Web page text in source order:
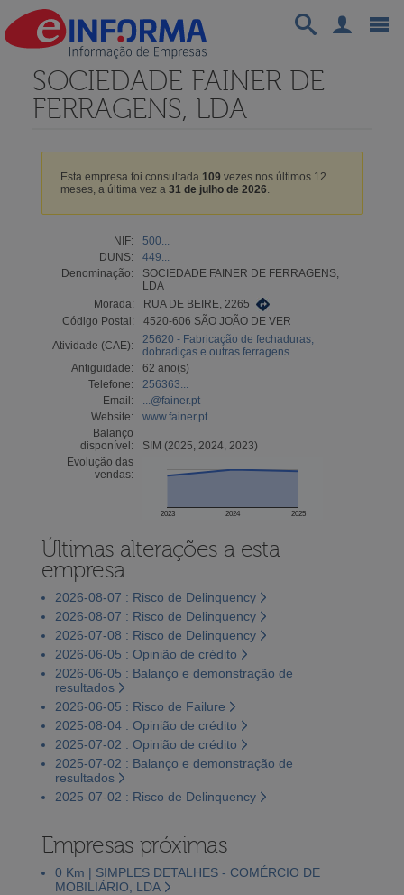
SOCIEDADE FAINER DE
FERRAGENS, LDA
Esta empresa foi consultada 109 vezes nos últimos 12
meses, a última vez a 31 de julho de 2026.
NIF:
500...
DUNS:
449...
Denominação:
SOCIEDADE FAINER DE FERRAGENS,
LDA
Morada:
RUA DE BEIRE, 2265
Código Postal:
4520-606 SÃO JOÃO DE VER
Atividade (CAE):
25620 - Fabricação de fechaduras,
dobradiças e outras ferragens
Antiguidade:
62 ano(s)
Telefone:
256363...
Email:
...@fainer.pt
Website:
www.fainer.pt
Balanço
disponível:
SIM (2025, 2024, 2023)
Evolução das
vendas:
2023 2024 2025
Últimas alterações a esta
empresa
2026-08-07 : Risco de Delinquency
2026-08-07 : Risco de Delinquency
2026-07-08 : Risco de Delinquency
2026-06-05 : Opinião de crédito
2026-06-05 : Balanço e demonstração de
resultados
2026-06-05 : Risco de Failure
2025-08-04 : Opinião de crédito
2025-07-02 : Opinião de crédito
2025-07-02 : Balanço e demonstração de
resultados
2025-07-02 : Risco de Delinquency
Empresas próximas
0 Km | SIMPLES DETALHES - COMÉRCIO DE
MOBILIÁRIO, LDA